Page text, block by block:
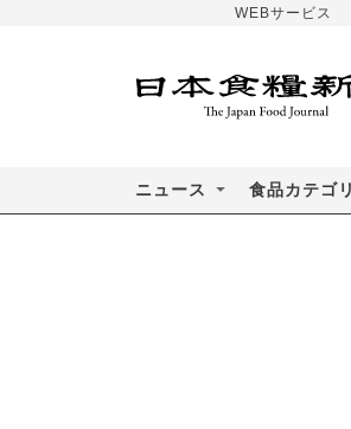
WEBサービス
ニュース 食品カテゴリ